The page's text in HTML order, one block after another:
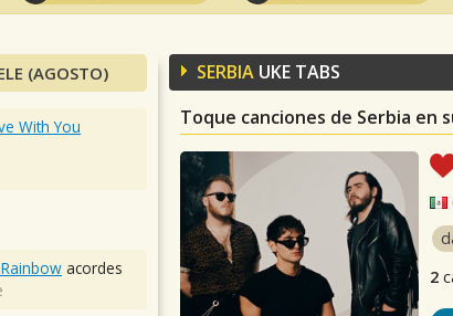
SERBIA UKE TABS
Toque canciones de Serbia en
2
(AGOSTO)
With You
acordes